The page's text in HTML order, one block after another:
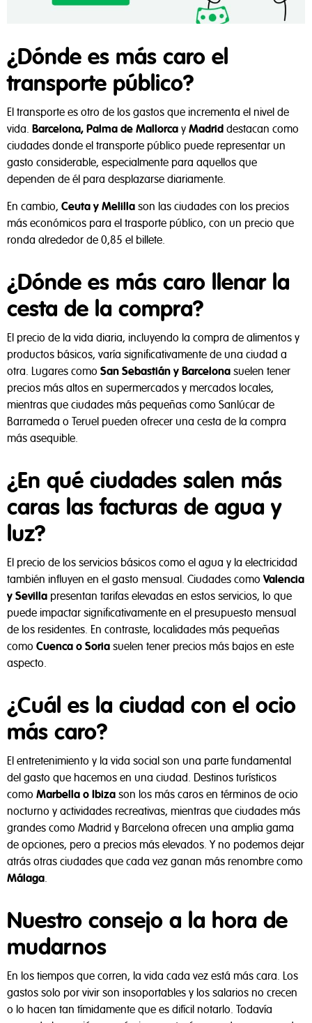
¿Dónde es más caro el
transporte público?
El transporte es otro de los gastos que incrementa el nivel de
vida. Barcelona, Palma de Mallorca y Madrid destacan como
ciudades donde el transporte público puede representar un
gasto considerable, especialmente para aquellos que
dependen de él para desplazarse diariamente.
En cambio, Ceuta y Melilla son las ciudades con los precios
más económicos para el trasporte público, con un precio que
ronda alrededor de 0,85 el billete.
¿Dónde es más caro llenar la
cesta de la compra?
El precio de la vida diaria, incluyendo la compra de alimentos y
productos básicos, varía significativamente de una ciudad a
otra. Lugares como San Sebastián y Barcelona suelen tener
precios más altos en supermercados y mercados locales,
mientras que ciudades más pequeñas como Sanlúcar de
Barrameda o Teruel pueden ofrecer una cesta de la compra
más asequible.
¿En qué ciudades salen más
caras las facturas de agua y
luz?
El precio de los servicios básicos como el agua y la electricidad
también influyen en el gasto mensual. Ciudades como Valencia
y Sevilla presentan tarifas elevadas en estos servicios, lo que
puede impactar significativamente en el presupuesto mensual
de los residentes. En contraste, localidades más pequeñas
como Cuenca o Soria suelen tener precios más bajos en este
aspecto.
¿Cuál es la ciudad con el ocio
más caro?
El entretenimiento y la vida social son una parte fundamental
del gasto que hacemos en una ciudad. Destinos turísticos
como Marbella o Ibiza son los más caros en términos de ocio
nocturno y actividades recreativas, mientras que ciudades más
grandes como Madrid y Barcelona ofrecen una amplia gama
de opciones, pero a precios más elevados. Y no podemos dejar
atrás otras ciudades que cada vez ganan más renombre como
Málaga.
Nuestro consejo a la hora de
mudarnos
En los tiempos que corren, la vida cada vez está más cara. Los
gastos solo por vivir son insoportables y los salarios no crecen
o lo hacen tan tímidamente que es difícil notarlo. Todavía